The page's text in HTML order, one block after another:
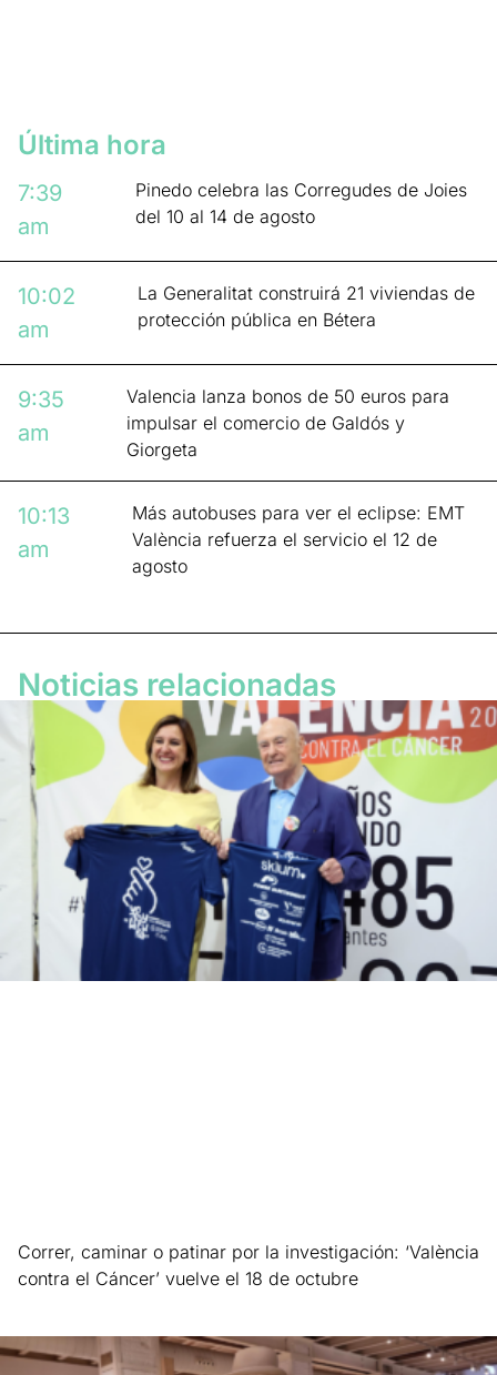
Última hora
7:39
am
Pinedo celebra las Corregudes de Joies
del 10 al 14 de agosto
10:02
am
La Generalitat construirá 21 viviendas de
protección pública en Bétera
9:35
am
Valencia lanza bonos de 50 euros para
impulsar el comercio de Galdós y
Giorgeta
10:13
am
Más autobuses para ver el eclipse: EMT
València refuerza el servicio el 12 de
agosto
Noticias relacionadas
Correr, caminar o patinar por la investigación: ‘València
contra el Cáncer’ vuelve el 18 de octubre